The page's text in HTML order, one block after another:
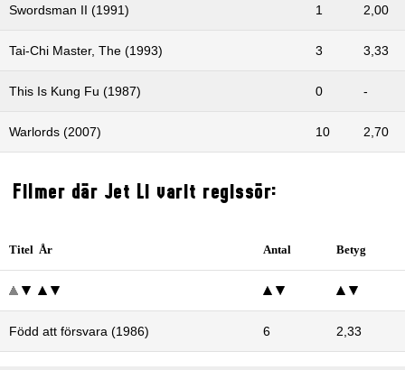
Swordsman II (1991) 1 2,00
Tai-Chi Master, The (1993) 3 3,33
This Is Kung Fu (1987) 0 -
Warlords (2007) 10 2,70
Filmer där Jet Li varit regissör:
Titel År Antal Betyg
Född att försvara (1986) 6 2,33